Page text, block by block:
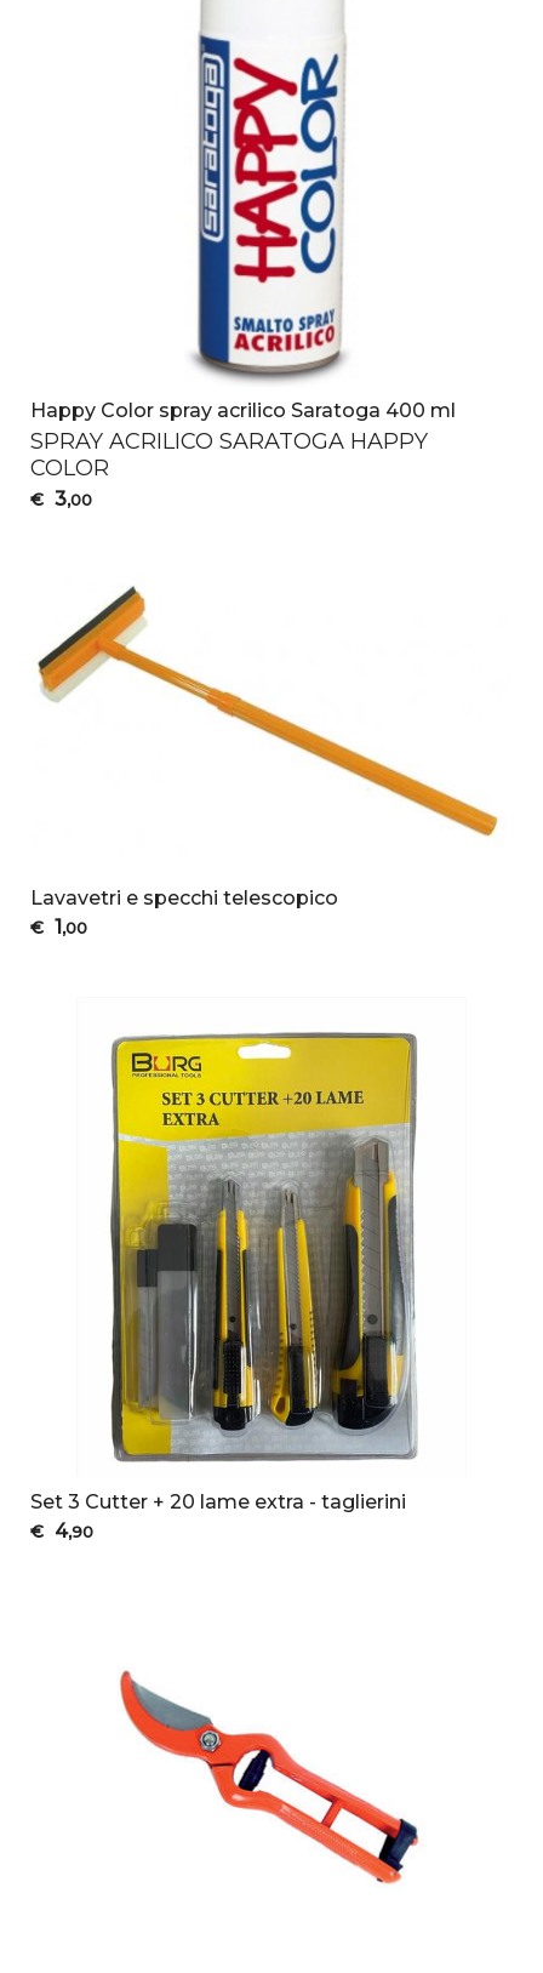
Happy Color spray acrilico Saratoga 400 ml
SPRAY ACRILICO SARATOGA HAPPY
COLOR
€ 3,00
Lavavetri e specchi telescopico
€ 1 ,00
Set 3 Cutter + 20 lame extra - taglierini
€ 4,90